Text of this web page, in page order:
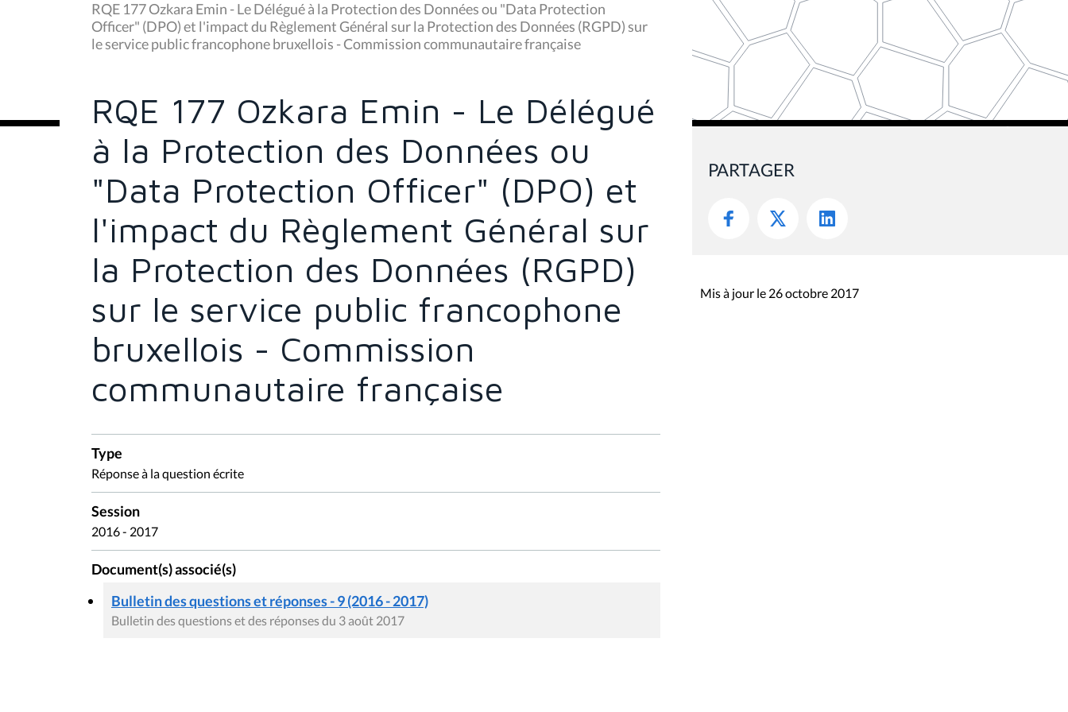
u
s
ê
RQE 177 Ozkara Emin - Le Délégué à la Protection des Données ou "Data Protection
Officer" (DPO) et l'impact du Règlement Général sur la Protection des Données (RGPD) sur
le service public francophone bruxellois - Commission communautaire française
RQE 177 Ozkara Emin - Le Délégué
à la Protection des Données ou
"Data Protection Officer" (DPO) et
l'impact du Règlement Général sur
la Protection des Données (RGPD)
sur le service public francophone
bruxellois - Commission
communautaire française
Type
Réponse à la question écrite
Session
2016 - 2017
Document(s) associé(s)
Bulletin des questions et réponses - 9 (2016 - 2017)
Bulletin des questions et des réponses du 3 août 2017
PARTAGER
Mis à jour le 26 octobre 2017